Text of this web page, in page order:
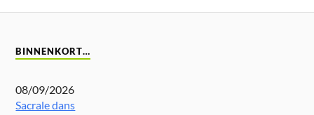
BINNENKORT…
08/09/2026
Sacrale dans